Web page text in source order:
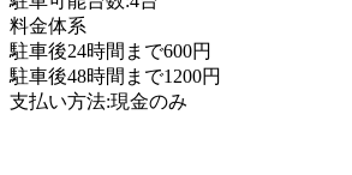
料金体系
駐車後24時間まで600円
駐車後48時間まで1200円
支払い方法:現金のみ